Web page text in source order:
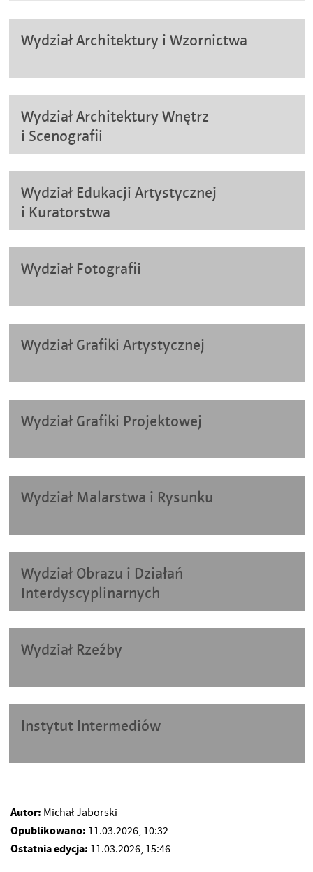
Wydział Architektury i Wzornictwa
Wydział Architektury Wnętrz
i Scenografii
Wydział Edukacji Artystycznej
i Kuratorstwa
Wydział Fotografii
Wydział Grafiki Artystycznej
Wydział Grafiki Projektowej
Wydział Malarstwa i Rysunku
Wydział Obrazu i Działań
Interdyscyplinarnych
Wydział Rzeźby
Instytut Intermediów
Autor: Michał Jaborski
Opublikowano: 11.03.2026, 10:32
Ostatnia edycja: 11.03.2026, 15:46